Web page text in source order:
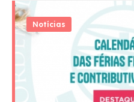
Notícias